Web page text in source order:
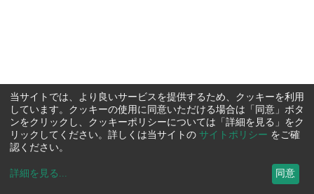
当サイトでは、より良いサービスを提供するため、クッキーを利用
しています。クッキーの使用に同意いただける場合は「同意」ボタ
ンをクリックし、クッキーポリシーについては「詳細を見る」をク
リックしてください。詳しくは当サイトの サイトポリシー をご確
認ください。
詳細を見る ... 同意